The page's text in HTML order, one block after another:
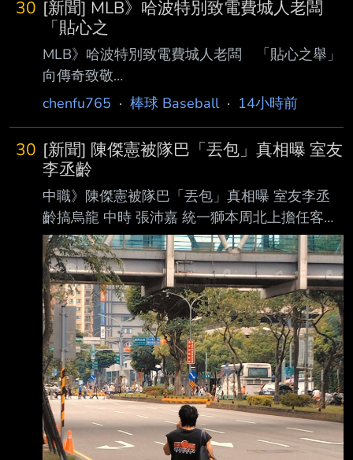
東家出現。 費爾柴德今年從守護者隊展開賽
季，升上大聯盟後打了14場比賽，遭到DFA，走
完讓渡程 序並無球隊承接，因年資符合選擇成
為自由球員，隨後轉往水手體系，並於8月2日升
上大 聯盟，但僅出賽1場、以代跑登場，再度被
移出40人名單。 費爾柴德官網異動頁面
30 [新聞] MLB》哈波特別致電費城人老闆
「貼心之
MLB》哈波特別致電費城人老闆 「貼心之舉」
向傳奇致敬
https://www.ltsports.com.tw/article/185728 By
鳥，隊上老大哥哈波（Bryce Harper）賽前特別
向管 理層要求，希望在比賽中穿著費城人招牌
的紅條紋球衣，而不是週五限定的城市版球衣，
此舉被認為是要向同天入選費城人名人牆（Wall
of Fame）的阿特力（Chase Utley）致 敬。 近
年來只要費城人周五的比賽在主場作戰，就會穿
上藍色的城市版球衣，不過今天媒體
chenfu765 · 棒球 Baseball· 14小時前
30 [新聞] 陳傑憲被隊巴「丟包」真相曝 室友
李丞齡
中職》陳傑憲被隊巴「丟包」真相曝 室友李丞
齡搞烏龍 中時 張沛嘉 統一獅本周北上擔任客
場，8日父親節在新莊交手富邦悍將，然而隊長
陳傑憲在飯店外被 球迷捕捉到疑似「被丟
包」，陳傑憲透露背後真相竟是室友李丞齡搞烏
龍，不過叫車趕到 球場意外與司機牽起棒球緣
分。 若到客場參賽，大多選手會選擇搭場隊巴
集體移動，少部分球員則會自行前往，陳傑憲8
日賽前被球迷捕捉到在飯店外叫車的身影，猜測
是否遭到隊巴遺忘，不過陳傑憲解答，球 隊規
定中午12點40分從飯店出發，「我的室友李丞
齡說今天50分出發。」 兩人12點47分到飯店